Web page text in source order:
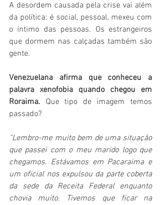
A desordem causada pela crise vai além
da política: é social, pessoal, mexeu com
o íntimo das pessoas. Os estrangeiros
que dormem nas calçadas também são
gente.
Venezuelana afirma que conheceu a
palavra xenofobia quando chegou em
Roraima. Que tipo de imagem temos
passado?
“Lembro-me muito bem de uma situação
que passei com o meu marido logo que
chegamos. Estávamos em Pacaraima e
um oficial nos expulsou da parte coberta
da sede da Receita Federal enquanto
chovia muito. Tivemos que ficar na